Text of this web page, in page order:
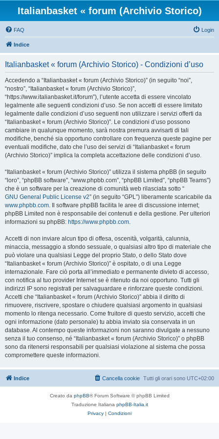
Italianbasket « forum (Archivio Storico)
FAQ Login
Indice
Italianbasket « forum (Archivio Storico) - Condizioni d’uso
Accedendo a “Italianbasket « forum (Archivio Storico)” (in seguito “noi”,
“nostro”, “Italianbasket « forum (Archivio Storico)”,
“https://www.italianbasket.it/forum”), l’utente accetta di essere vincolato
legalmente alle seguenti condizioni d’uso. Se non accetti di essere limitato
legalmente dalle condizioni d’uso seguenti non utilizzare i servizi offerti da
“Italianbasket « forum (Archivio Storico)”. Le condizioni d’uso possono
cambiare in qualunque momento, sarà nostra premura avvisarti di tali
modifiche, benché sia opportuno controllare con frequenza queste pagine per
eventuali modifiche, dato che l’uso dei servizi di “Italianbasket « forum
(Archivio Storico)” implica la completa accettazione delle condizioni d’uso.
“Italianbasket « forum (Archivio Storico)” utilizza il sistema phpBB (in seguito
“loro”, “phpBB software”, “www.phpbb.com”, “phpBB Limited”, “phpBB Teams”)
che è un software per la creazione di comunità web rilasciata sotto “
GNU General Public License v2” (in seguito “GPL”) liberamente scaricabile da
www.phpbb.com. Il software phpBB facilita le aree di discussione internet;
phpBB Limited non è responsabile dei contenuti e della gestione. Per ulteriori
informazioni su phpBB: https://www.phpbb.com.
Accetti di non inviare alcun tipo di offesa, oscenità, volgarità, calunnia,
minaccia, messaggio a sfondo sessuale, o qualsiasi altro tipo di materiale che
può violare una qualsiasi Legge del proprio Stato, o dello Stato dove
“Italianbasket « forum (Archivio Storico)” è ospitato, o di una Legge
internazionale. Fare ciò porta all’immediato e permanente divieto di accesso,
con notifica al tuo provider Internet se è ritenuto da noi opportuno. Tutti gli
indirizzi IP sono registrati per salvaguardare e rinforzare queste condizioni.
Accetti che “Italianbasket « forum (Archivio Storico)” abbia il diritto di
rimuovere, riscrivere, spostare o chiudere qualsiasi argomento in qualsiasi
momento lo ritenga necessario. Come fruitore di questo servizio, accetti che
ogni informazione (dato personale) tu abbia inviato sia conservata in un
database. Al contempo queste informazioni non saranno divulgate a nessuno
senza il tuo consenso, né “Italianbasket « forum (Archivio Storico)” o phpBB
sono da ritenersi responsabili per qualsiasi violazione al sistema che possa
compromettere queste informazioni.
Indice Tutti gli orari sono UTC+02:00
Cancella cookie
Creato da phpBB® Forum Software © phpBB Limited
Traduzione Italiana phpBB-Italia.it
Privacy | Condizioni